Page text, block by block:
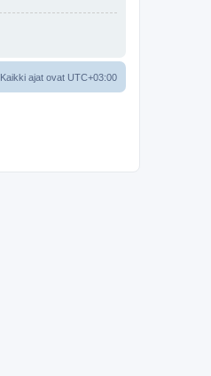
Kaikki ajat ovat UTC+03:00